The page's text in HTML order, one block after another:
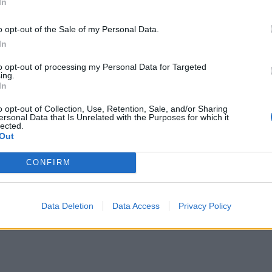
opt-out of the Sale of my Personal Data.
opt-out of processing my Personal Data for Targeted
opt-out of Collection, Use, Retention, Sale, and/or Sharing
Data that Is Unrelated with the Purposes for which it
CONFIRM
Data Deletion Data Access Privacy Policy
Γαροφαλάκη, παιδοψυχίατρος, με πολυετή
παιδιών και εφήβων.
την ικανότητα οδήγησης». Δημήτριος Θ.
Υγείας Σαλαμίνας.